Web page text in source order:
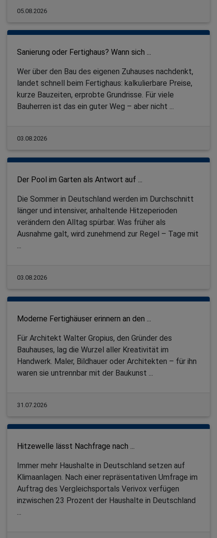
05.08.2026
Sanierung oder Fertighaus? Wann sich ...
Wer über den Bau des eigenen Zuhauses nachdenkt,
landet schnell beim Fertighaus: kalkulierbare Preise,
kurze Bauzeiten, erprobte Grundrisse. Für viele
Bauherren ist das ein guter Weg – aber nicht ...
03.08.2026
Der Pool im Garten als Antwort auf ...
Die Sommer in Deutschland werden im Durchschnitt
länger und intensiver, anhaltende Hitzeperioden
verändern den Alltag spürbar. Was früher als
Ausnahme galt, wird zunehmend zur Regel – Tage mit
03.08.2026
Moderne Fertighäuser erinnern an den ...
Für Architekt Walter Gropius, den Gründer des
Bauhauses, lag die Wurzel aller Kreativität im
Handwerk. Maler, Bildhauer oder Architekten – für ihn
waren sie untrennbar mit der Baukunst ...
31.07.2026
Hitzewelle lässt Nachfrage nach ...
Immer mehr Haushalte in Deutschland setzen auf
Klimaanlagen. Nach einer repräsentativen Umfrage im
Auftrag des Vergleichsportals Verivox verfügen
inzwischen 23 Prozent der Haushalte in Deutschland